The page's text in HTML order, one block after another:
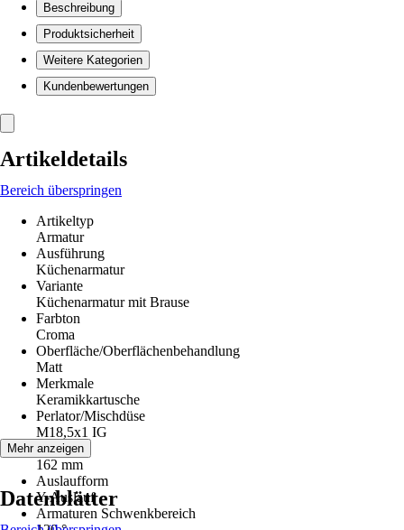
Beschreibung
Produktsicherheit
Weitere Kategorien
Kundenbewertungen
Artikeldetails
Bereich überspringen
Artikeltyp
Armatur
Ausführung
Küchenarmatur
Variante
Küchenarmatur mit Brause
Farbton
Croma
Oberfläche/Oberflächenbehandlung
Matt
Merkmale
Keramikkartusche
Perlator/Mischdüse
M18,5x1 IG
Höhe
162 mm
Auslaufform
Y-Auslauf
Armaturen Schwenkbereich
Mehr anzeigen
Datenblätter